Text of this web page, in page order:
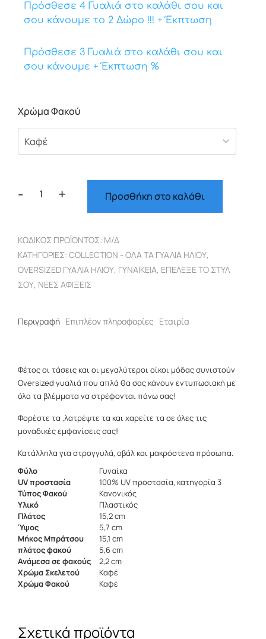
Πρόσθεσε 4 Γυαλιά στο καλάθι σου και
σου κάνουμε το 2 Δώρο !!! + Έκπτωση
Πρόσθεσε 3 Γυαλιά στο καλάθι σου και
σου κάνουμε + Έκπτωση %
Χρώμα Φακού
-
Oversized
σκελετός
καφέ
φακός
5544
+ Προσθήκη στο καλάθι
ΚΩΔΙΚΌΣ ΠΡΟΪΌΝΤΟΣ: Μ/Δ
ΚΑΤΗΓΟΡΊΕΣ: COLLECTION - ΌΛΑ ΤΑ ΓΥΑΛΙΆ ΗΛΊΟΥ,
OVERSIZED ΓΥΑΛΙΆ ΗΛΊΟΥ, ΓΥΝΑΙΚΕΊΑ, ΕΠΈΛΕΞΕ ΤΟ ΣΤΥΛ
ΣΟΥ, ΝΈΕΣ ΑΦΊΞΕΙΣ
Περιγραφή Επιπλέον πληροφορίες Εταιρία
Φέτος οι τάσεις και οι μεγαλύτεροι οίκοι μόδας συνιστούν
Oversized γυαλιά που απλά θα σας κάνουν εντυπωσιακή με
όλα τα βλέμματα να στρέφονται πάνω σας!
Φορέστε τα ,λατρέψτε τα και χαρείτε τα σε όλες τις
μοναδικές εμφανίσεις σας!
Κατάλληλα για στρογγυλά, οβάλ και μακρόστενα πρόσωπα.
Φύλο
Γυναίκα
UV προστασία
100% UV προστασία, κατηγορία 3
Τύπος Φακού
Κανονικός
Υλικό
Πλαστικός
Πλάτος
15,2 cm
Ύψος
5,7 cm
Μήκος Μπράτσου
15,1 cm
πλάτος φακού
5,6 cm
Ανάμεσα σε φακούς
2,2 cm
Χρώμα Σκελετού
Καφέ
Χρώμα Φακού
Καφέ
Σχετικά προϊόντα